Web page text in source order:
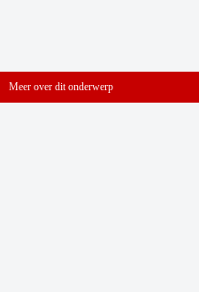
Meer over dit onderwerp